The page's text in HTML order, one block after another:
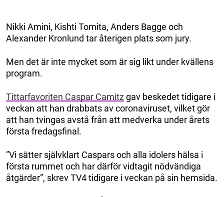
Nikki Amini, Kishti Tomita, Anders Bagge och
Alexander Kronlund tar återigen plats som jury.
Men det är inte mycket som är sig likt under kvällens
program.
Tittarfavoriten Caspar Camitz gav beskedet tidigare i
veckan att han drabbats av coronaviruset, vilket gör
att han tvingas avstå från att medverka under årets
första fredagsfinal.
”Vi sätter självklart Caspars och alla idolers hälsa i
första rummet och har därför vidtagit nödvändiga
åtgärder”, skrev TV4 tidigare i veckan på sin hemsida.